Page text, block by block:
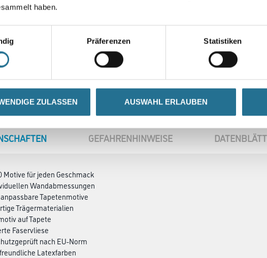
haben.
Präferenzen Statistiken
ZULASSEN AUSWAHL ERLAUBEN
GEFAHRENHINWEISE
Motive für jeden Geschmack
Wandabmessungen
Tapetenmotive
Trägermaterialien
auf Tapete
Faservliese
nach EU-Norm
Latexfarben